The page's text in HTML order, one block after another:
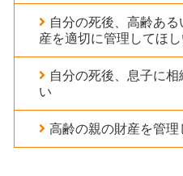
自分の死後、高齢あ
産を適切に管理してほし
自分の死後、息子に
い
高齢の親の財産を管理